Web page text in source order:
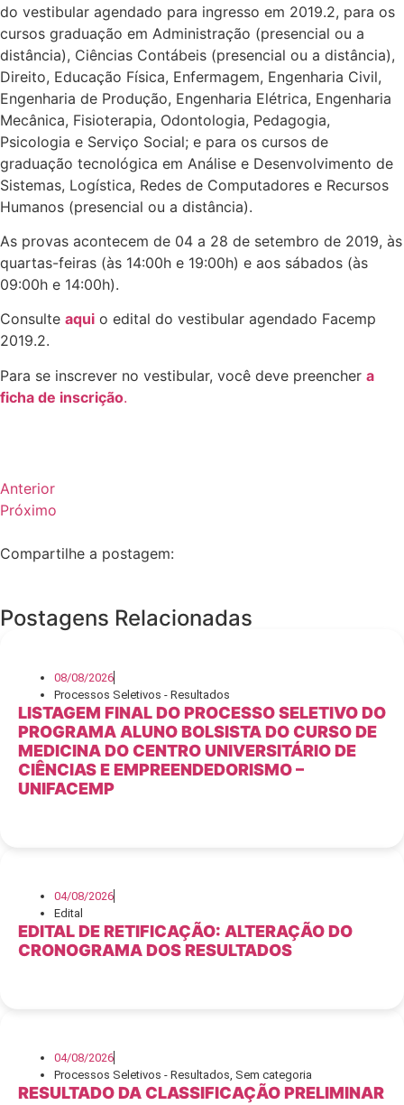
do vestibular agendado para ingresso em 2019.2, para os
cursos graduação em Administração (presencial ou a
distância), Ciências Contábeis (presencial ou a distância),
Direito, Educação Física, Enfermagem, Engenharia Civil,
Engenharia de Produção, Engenharia Elétrica, Engenharia
Mecânica, Fisioterapia, Odontologia, Pedagogia,
Psicologia e Serviço Social; e para os cursos de
graduação tecnológica em Análise e Desenvolvimento de
Sistemas, Logística, Redes de Computadores e Recursos
Humanos (presencial ou a distância).
As provas acontecem de 04 a 28 de setembro de 2019, às
quartas-feiras (às 14:00h e 19:00h) e aos sábados (às
09:00h e 14:00h).
Consulte aqui o edital do vestibular agendado Facemp
2019.2.
Para se inscrever no vestibular, você deve preencher a
ficha de inscrição.
Anterior
Próximo
Compartilhe a postagem:
Postagens Relacionadas
08/08/2026
Processos Seletivos - Resultados
LISTAGEM FINAL DO PROCESSO SELETIVO DO
PROGRAMA ALUNO BOLSISTA DO CURSO DE
MEDICINA DO CENTRO UNIVERSITÁRIO DE
CIÊNCIAS E EMPREENDEDORISMO –
UNIFACEMP
04/08/2026
Edital
EDITAL DE RETIFICAÇÃO: ALTERAÇÃO DO
CRONOGRAMA DOS RESULTADOS
04/08/2026
Processos Seletivos - Resultados Sem categoria
RESULTADO DA CLASSIFICAÇÃO PRELIMINAR